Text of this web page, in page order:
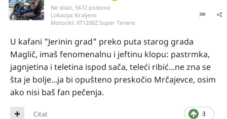
Ne silazi, 5672 postova
Lokacija: Kraljevo
Motocikl: XT1200Z Super Tenere
U kafani "Jerinin grad" preko puta starog grada
Maglič, imaš fenomenalnu i jeftinu klopu: pastrmka,
jagnjetina i teletina ispod sača, teleći ribić...ne zna se
šta je bolje...ja bi opušteno preskočio Mrčajevce, osim
ako nisi baš fan pečenja.
3
Citat